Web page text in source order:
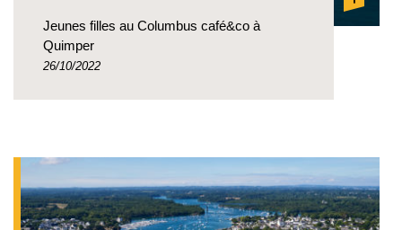
Jeunes filles au Columbus café&co à
Quimper
26/10/2022